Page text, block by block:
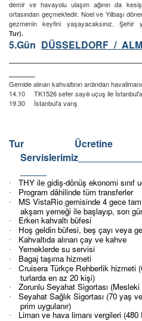
demir ve havayolu ulaşım ağının da
ortasından geçmektedir. Noel ve Yılbaşı
gezmenin keyfini yaşayacaksınız. Şehir
Tur).
5.Gün
Gemide alınan kahvaltının ardından
14.10 TK1526 sefer sayılı uçuş ile
19.30 İstanbul'a varış
Tur
Servislerimiz
· THY ile gidiş-dönüş ekonomi sınıf
· Program dâhilinde tüm transferler
·
MS VistaRio gemisinde 4 gece
akşam yemeği ile başlayıp, son
· Erken kahvaltı büfesi
· Hoş geldin büfesi, beş çayı veya
· Kahvaltıda alınan çay ve kahve
· Yemeklerde su servisi
· Bagaj taşıma hizmeti
·
Cruisera Türkçe Rehberlik hizmeti
turlarda en az 20 kişi)
· Zorunlu Seyahat Sigortası (Mesleki
·
Seyahat Sağlık Sigortası (70 yaş
prim uygulanır)
· Liman ve hava limanı vergileri (480